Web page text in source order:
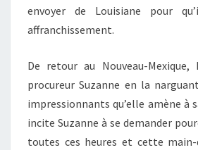
envoyer de Louisiane pour
affranchissement.
De retour au Nouveau-
procureur Suzanne en la
impressionnants qu’elle amène à
incite Suzanne à se demander
toutes ces heures et cette main-